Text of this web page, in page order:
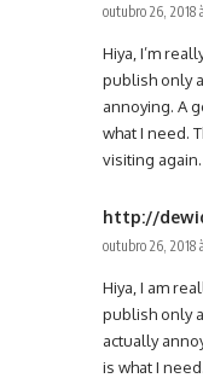
outubro 26, 2018
Hiya, I’m
publish only
annoying. A
what I need.
visiting
http://
outubro 26, 2018
Hiya, I am
publish only
actually
is what I